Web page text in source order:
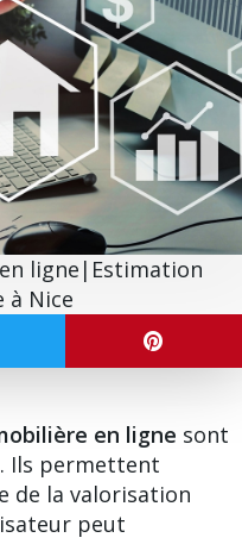
ligne|Estimation
à Nice
en ligne sont
Ils permettent
de la valorisation
peut